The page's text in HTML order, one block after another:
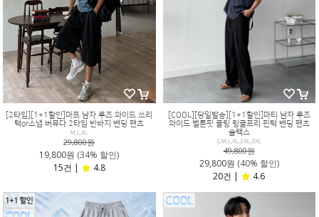
[2타입][1+1할인]마프 남자 루즈 와이드 쓰리
턱or스냅 버뮤다 2타입 반바지 밴딩 팬츠
M,L,XL
29,800원
19,800원 (34% 할인)
15건 |
4.8
[COOL][당일발송][1+1할인]마티 남자 루즈
와이드 벌룬핏 쿨링 링클프리 핀턱 밴딩 팬츠
슬랙스
S,M,L,XL,2XL,3XL
49,800원
29,800원 (40% 할인)
20건 |
4.6